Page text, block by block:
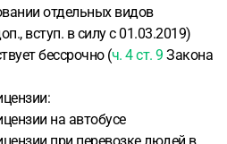
отдельных видов
вступ. в силу с 01.03.2019)
бессрочно (ч. 4 ст. 9 Закона
на автобусе